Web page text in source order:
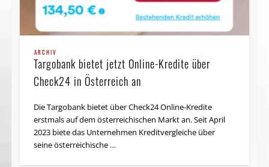
ARCHIV
Targobank bietet jetzt Online-Kredite über
Check24 in Österreich an
Die Targobank bietet über Check24 Online-Kredite
erstmals auf dem österreichischen Markt an. Seit April
2023 biete das Unternehmen Kreditvergleiche über
seine österreichische …